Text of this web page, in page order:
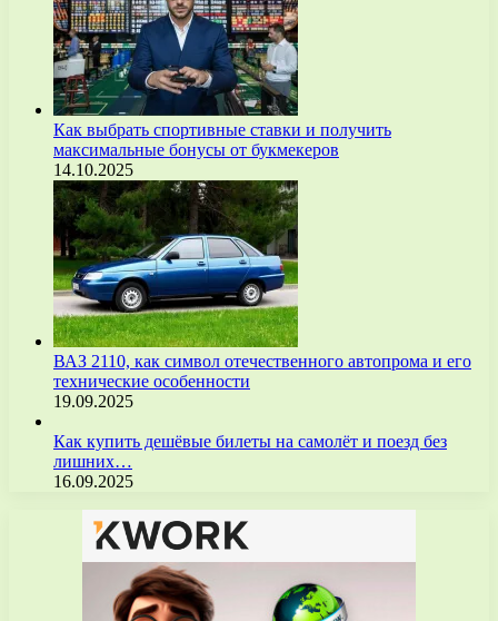
Как выбрать спортивные ставки и получить
максимальные бонусы от букмекеров
14.10.2025
ВАЗ 2110, как символ отечественного автопрома и его
технические особенности
19.09.2025
Как купить дешёвые билеты на самолёт и поезд без
лишних…
16.09.2025